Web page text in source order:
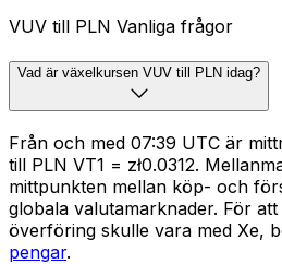
VUV till PLN Vanliga frågor
Vad är växelkursen VUV till PLN idag?
Från och med 07:39 UTC är
till PLN VT1 = zł0.0312.
mittpunkten mellan köp- och
globala valutamarknader. För
överföring skulle vara med Xe,
pengar.